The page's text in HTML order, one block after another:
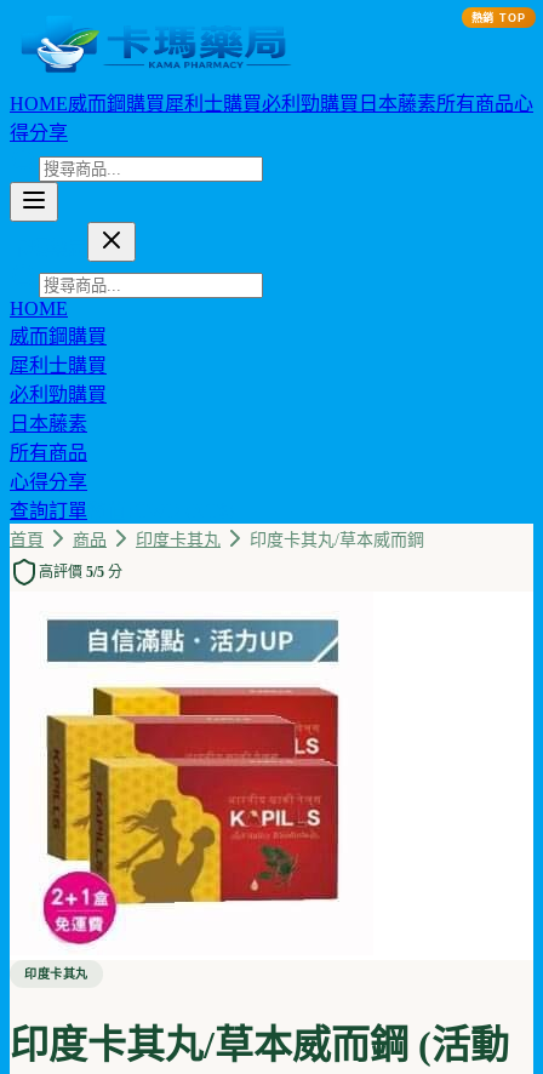
HOME威而鋼購買犀利士購買必利勁購買 日本藤素所有商品心
得分享
HOME
威而鋼購買
犀利士購買
必利勁購買
日本藤素
所有商品
心得分享
查詢訂單
首頁 商品 印度卡其丸 印度卡其丸/草本威而鋼
高評價 5/5 分
印度卡其丸
印度卡其丸/草本威而鋼 (活動
熱銷 TOP